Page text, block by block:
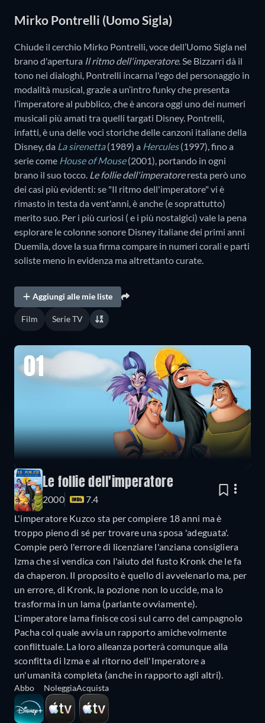
Mirko Pontrelli (Uomo Sigla)
Chiude il cerchio Mirko Pontrelli, voce dell’Uomo Sigla nel
brano d'apertura Il ritmo dell'imperatore. Se Bizzarri dà il
tono nei dialoghi, Pontrelli incarna l'ego del personaggio in
modalità musical, grazie a un’intro funky che presenta
l’imperatore al pubblico, che è ancora oggi uno dei numeri
musicali più amati tra quelli targati Disney. Pontrelli,
infatti, è una delle voci storiche delle canzoni italiane della
Disney, da La sirenetta(1989) a Hercules (1997), fino a
serie come House of Mouse(2001), portando in ogni
brano il suo tocco. Le follie dell'imperatoreresta però uno
dei casi più evidenti: se "Il ritmo dell'imperatore" vi è
rimasto in testa da vent'anni, è anche (e soprattutto)
merito suo. Per i più curiosi ( e i più nostalgici) vale la pena
esplorare le colonne sonore Disney italiane dei primi anni
Duemila, dove la sua firma compare in numeri corali e parti
soliste meno in evidenza ma altrettanto curate.
Aggiungi alle mie liste
Film Serie TV
01
Le follie dell'imperatore
2000
7.4
L'imperatore Kuzco sta per compiere 18 anni ma è
troppo pieno di sé per trovare una sposa 'adeguata'.
Compie però l'errore di licenziare l'anziana consigliera
Izma che si vendica con l'aiuto del fusto Kronk che le fa
da chaperon. Il proposito è quello di avvelenarlo ma, per
un errore, di Kronk, la pozione non lo uccide, ma lo
trasforma in un lama (parlante ovviamente).
L'imperatore lama finisce così sul carro del campagnolo
Pacha col quale avvia un rapporto amichevolmente
conflittuale. La loro alleanza porterà comunque alla
sconfitta di Izma e al ritorno dell'Imperatore a
un'umanità completa (anche in rapporto agli altri).
Abbo NoleggiaAcquista